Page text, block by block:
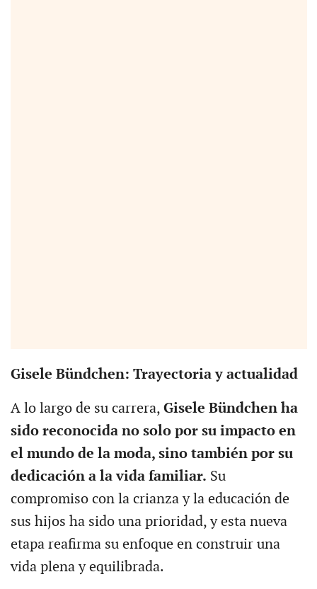
Gisele Bündchen: Trayectoria y actualidad
A lo largo de su carrera, Gisele Bündchen ha
sido reconocida no solo por su impacto en
el mundo de la moda, sino también por su
dedicación a la vida familiar. Su
compromiso con la crianza y la educación de
sus hijos ha sido una prioridad, y esta nueva
etapa reafirma su enfoque en construir una
vida plena y equilibrada.